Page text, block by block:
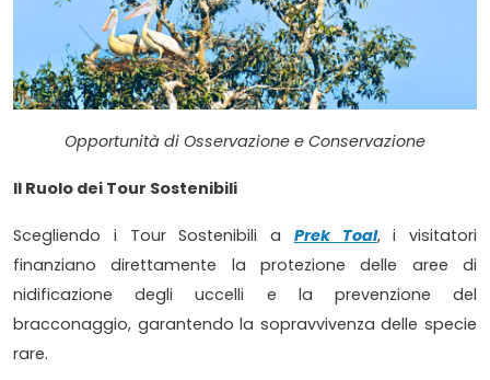
Opportunità di Osservazione e Conservazione
Il Ruolo dei Tour Sostenibili
Scegliendo i Tour Sostenibili a Prek Toal, i visitatori
finanziano direttamente la protezione delle aree di
nidificazione degli uccelli e la prevenzione del
bracconaggio, garantendo la sopravvivenza delle specie
rare.